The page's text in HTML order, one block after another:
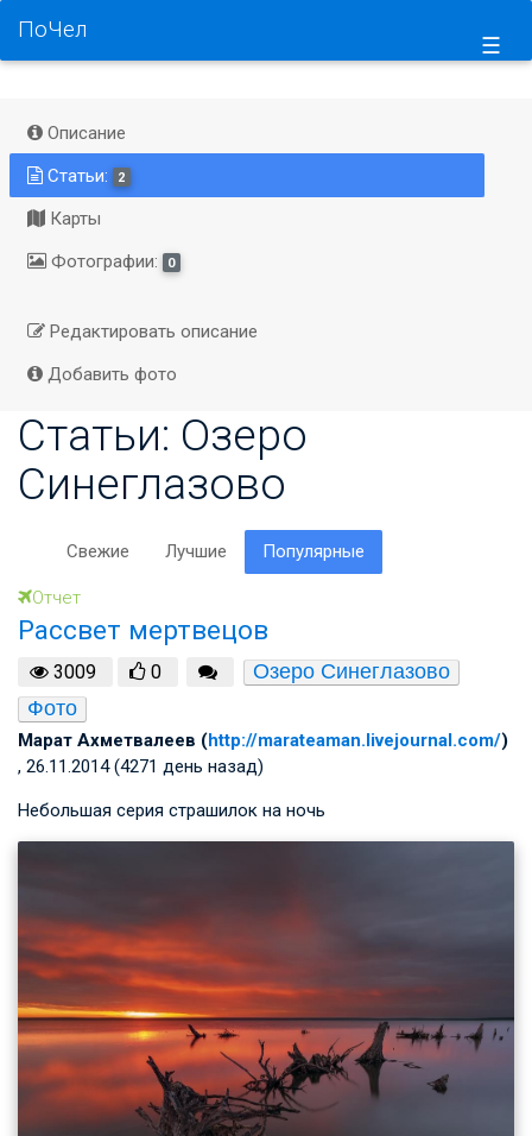
☰
ПоЧел
Описание
Статьи:
2
Карты
Фотографии:
0
Редактировать описание
Добавить фото
Статьи: Озеро
Синеглазово
Свежие Лучшие Популярные
Отчет
Рассвет мертвецов
3009 0
Озеро Синеглазово
Фото
Марат Ахметвалеев (http://marateaman.livejournal.com/)
, 26.11.2014 (4271 день назад)
Небольшая серия страшилок на ночь